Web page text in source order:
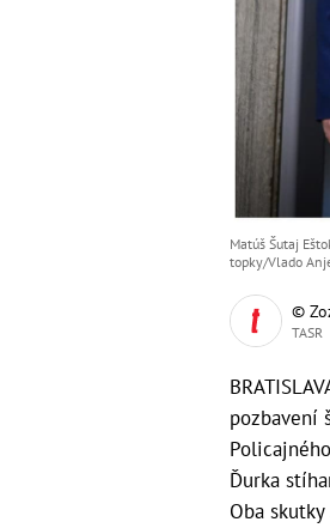
Matúš Šutaj
topky/Vlado
©
TASR
pozbavení
Ďurka
Oba